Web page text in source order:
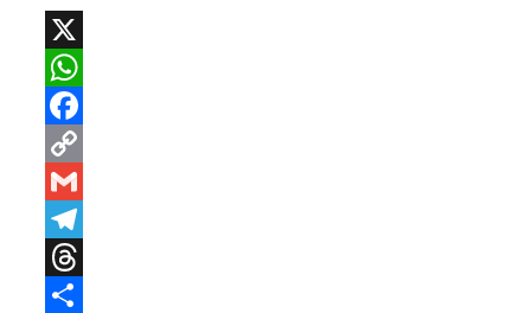
X
WhatsApp
Facebook
Copy
Link
Gmail
Telegram
Threads